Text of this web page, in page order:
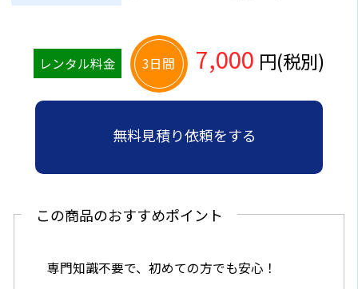
レンタル料金 3日間 7,000 円(税別)
無料見積り依頼をする
この商品のおすすめポイント
専門知識不要で、初めての方でも安心！